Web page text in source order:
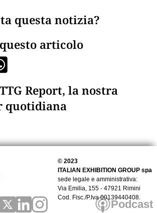
questa notizia?
articolo
Report, la nostra
quotidiana
© 2023
ITALIAN EXHIBITION GROUP spa
sede legale e amministrativa:
Via Emilia, 155 - 47921 Rimini
Cod. Fisc./P.Iva 00139440408.
Podcast